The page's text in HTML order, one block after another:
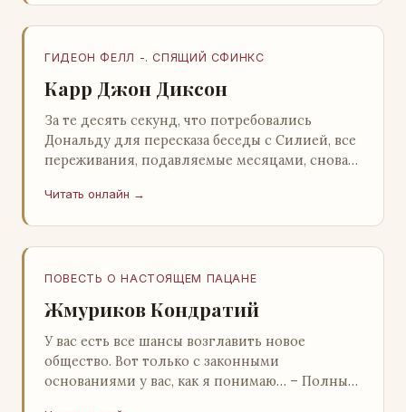
ГИДЕОН ФЕЛЛ -. СПЯЩИЙ СФИНКС
Карр Джон Диксон
За те десять секунд, что потребовались
Дональду для пересказа беседы с Силией, все
переживания, подавляемые месяцами, снова
среди…
Читать онлайн →
ПОВЕСТЬ О НАСТОЯЩЕМ ПАЦАНЕ
Жмуриков Кондратий
У вас есть все шансы возглавить новое
общество. Вот только с законными
основаниями у вас, как я понимаю… – Полный